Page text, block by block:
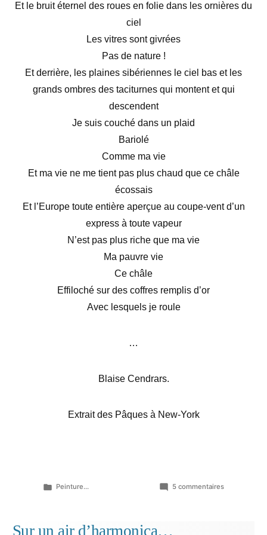
Et le bruit éternel des roues en folie dans les ornières du
ciel
Les vitres sont givrées
Pas de nature !
Et derrière, les plaines sibériennes le ciel bas et les
grands ombres des taciturnes qui montent et qui
descendent
Je suis couché dans un plaid
Bariolé
Comme ma vie
Et ma vie ne me tient pas plus chaud que ce châle
écossais
Et l’Europe toute entière aperçue au coupe-vent d’un
express à toute vapeur
N’est pas plus riche que ma vie
Ma pauvre vie
Ce châle
Effiloché sur des coffres remplis d’or
Avec lesquels je roule
…
Blaise Cendrars.
Extrait des Pâques à New-York
Publié
Peinture... 5 commentairessur
Sur un air d’harmonica…